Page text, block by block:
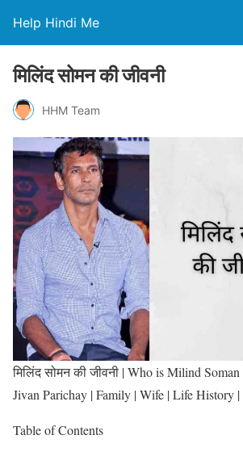
Help Hindi Me
मिलिंद सोमन की जीवनी
HHM Team
मिलिंद सोमन की जीवनी | Who is Milind
Jivan Parichay | Family | Wife | Life History
Table of Contents